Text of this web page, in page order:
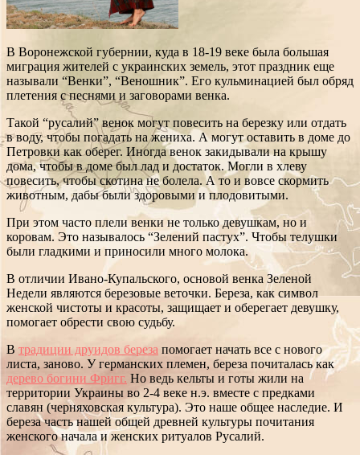
В Воронежской губернии, куда в 18-19 веке была большая
миграция жителей с украинских земель, этот праздник еще
называли “Венки”, “Веношник”. Его кульминацией был обряд
плетения с песнями и заговорами венка.
Такой “русалий” венок могут повесить на березку или отдать
в воду, чтобы погадать на жениха. А могут оставить в доме до
Петровки как оберег. Иногда венок закидывали на крышу
дома, чтобы в доме был лад и достаток. Могли в хлеву
повесить, чтобы скотина не болела. А то и вовсе скормить
животным, дабы были здоровыми и плодовитыми.
При этом часто плели венки не только девушкам, но и
коровам. Это называлось “Зелений пастух”. Чтобы телушки
были гладкими и приносили много молока.
В отличии Ивано-Купальского, основой венка Зеленой
Недели являются березовые веточки. Береза, как символ
женской чистоты и красоты, защищает и оберегает девушку,
помогает обрести свою судьбу.
В традиции друидов береза помогает начать все с нового
листа, заново. У германских племен, береза почиталась как
дерево богини Фригг. Но ведь кельты и готы жили на
территории Украины во 2-4 веке н.э. вместе с предками
славян (черняховская культура). Это наше общее наследие. И
береза часть нашей общей древней культуры почитания
женского начала и женских ритуалов Русалий.